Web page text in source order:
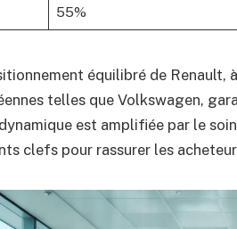
55%
équilibré de Renault,
telles que Volkswagen,
est amplifiée par le
clefs pour rassurer les